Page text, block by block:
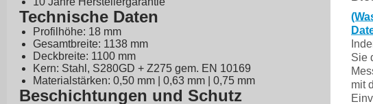
Sie
mit
Technische Daten
Profilhöhe: 18 mm
Gesamtbreite: 1138 mm
Deckbreite: 1100 mm
Kern: Stahl, S280GD + Z275 gem. EN 10169
Materialstärken: 0,50 mm | 0,63 mm | 0,75 mm
Beschichtungen und Schutz